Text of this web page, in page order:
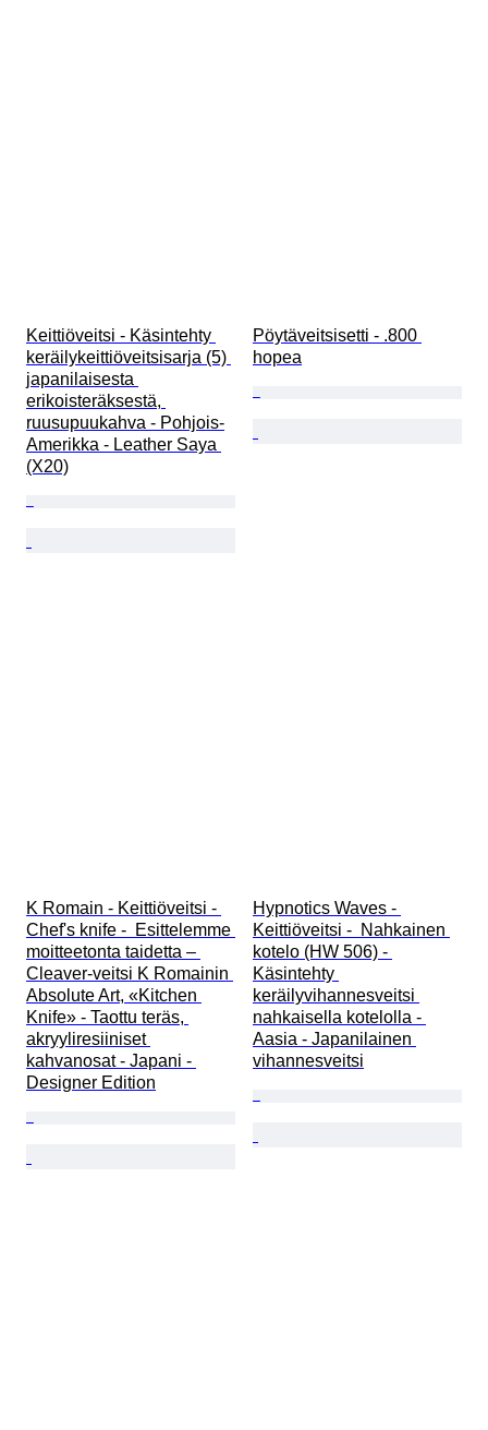
Keittiöveitsi - Käsintehty
keräilykeittiöveitsisarja (5)
japanilaisesta
erikoisteräksestä,
ruusupuukahva - Pohjois-
Amerikka - Leather Saya
(X20)
Pöytäveitsisetti - .800
hopea
K Romain - Keittiöveitsi -
Chef's knife -  Esittelemme
moitteetonta taidetta –
Cleaver-veitsi K Romainin
Absolute Art, «Kitchen
Knife» - Taottu teräs,
akryyliresiiniset
kahvanosat - Japani -
Designer Edition
Hypnotics Waves -
Keittiöveitsi -  Nahkainen
kotelo (HW 506) -
Käsintehty
keräilyvihannesveitsi
nahkaisella kotelolla -
Aasia - Japanilainen
vihannesveitsi